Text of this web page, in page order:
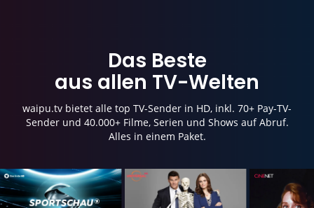
Das Beste
aus allen TV-Welten
waipu.tv bietet alle top TV-Sender in HD, inkl. 70+ Pay-TV-
Sender und 40.000+ Filme, Serien und Shows auf Abruf.
Alles in einem Paket.